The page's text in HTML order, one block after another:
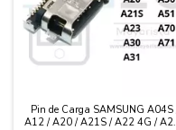
Pin de Carga SAMSUNG A04S
A12 / A20 / A21S / A22 4G / A23